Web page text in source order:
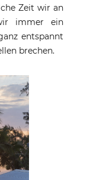
Zeit wir an
immer ein
entspannt
brechen.